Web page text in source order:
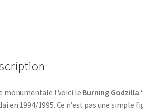
monumentale ! Voici le Burning Godzilla
en 1994/1995. Ce n’est pas une simple